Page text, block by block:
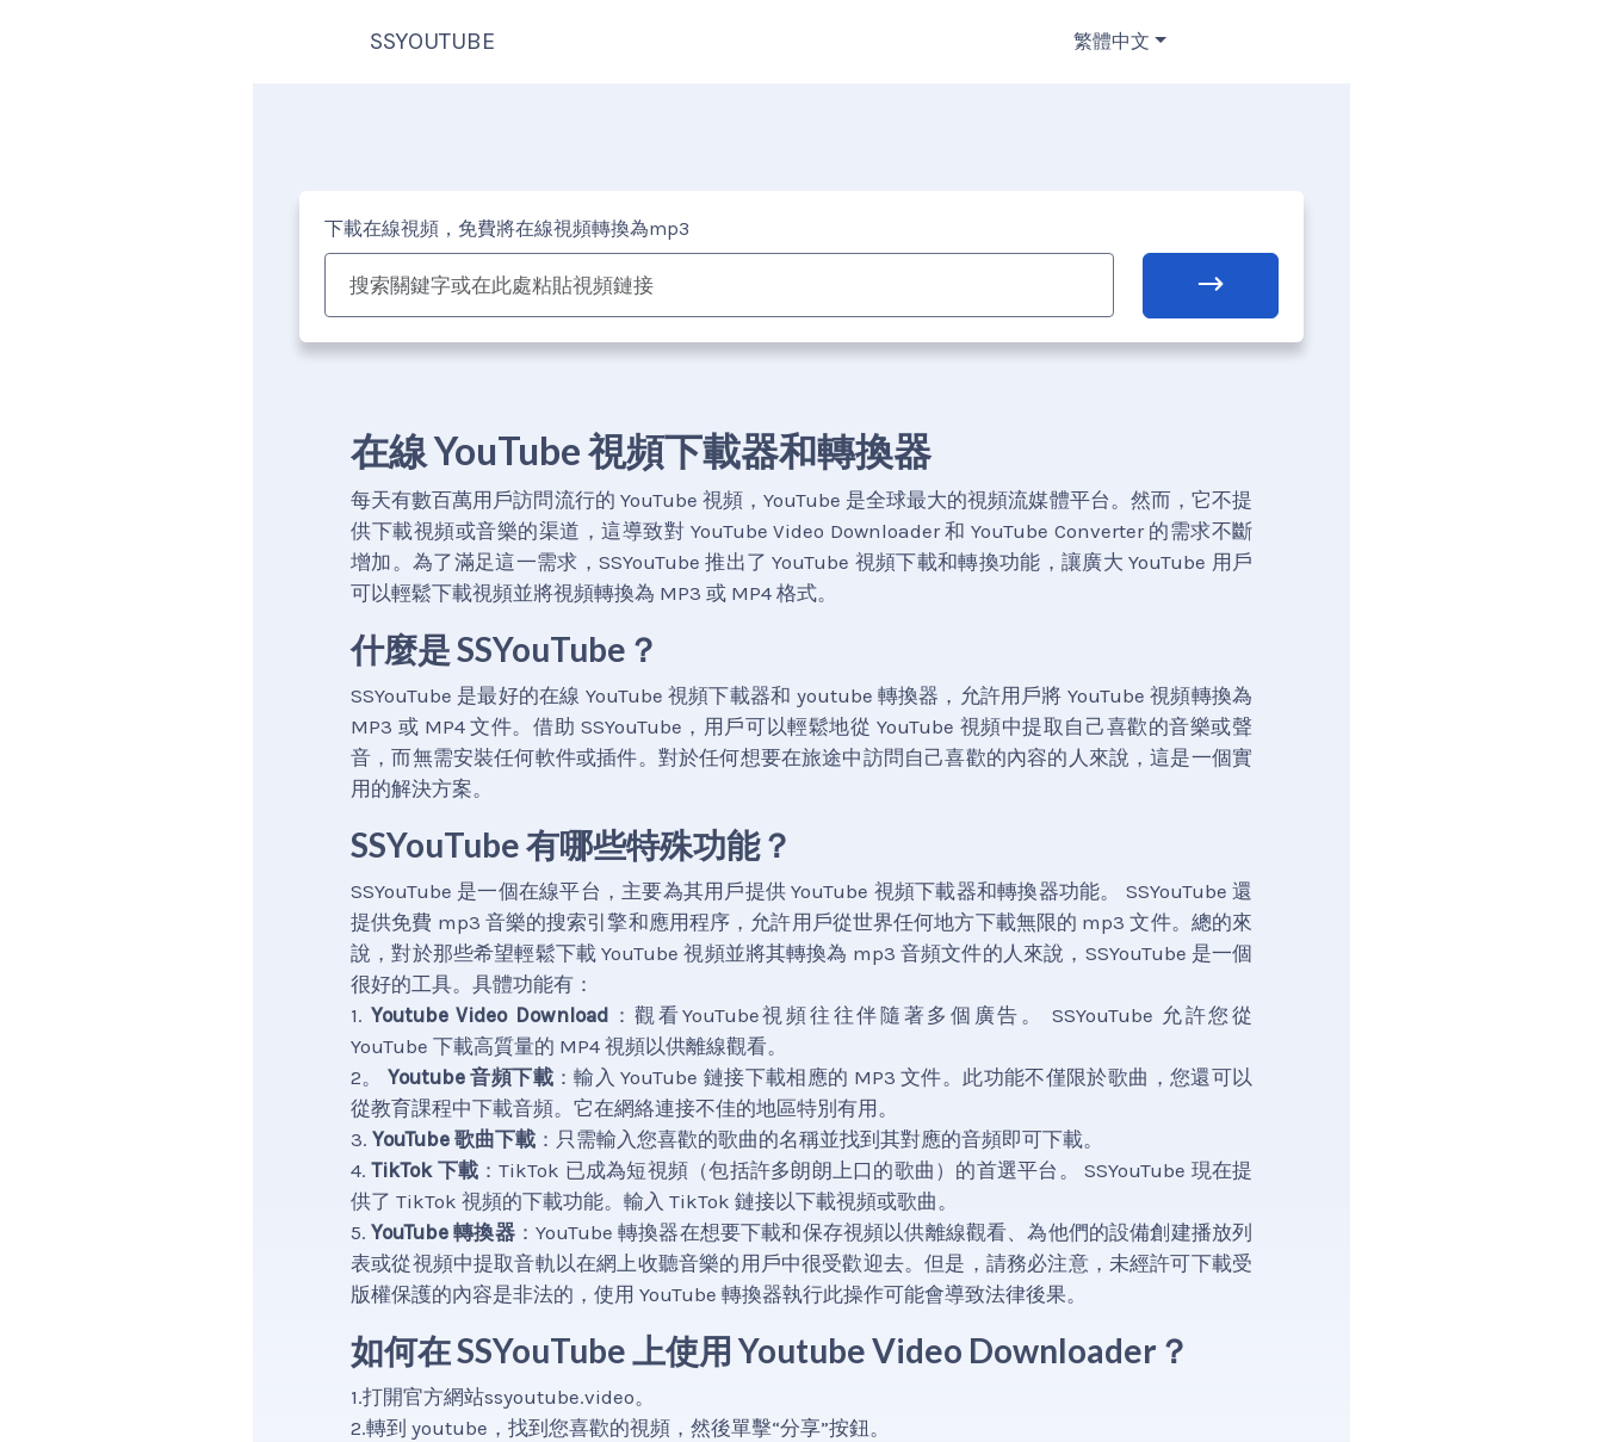
SSYOUTUBE 繁體中文
下載在線視頻，免費將在線視頻轉換為mp3
在線 YouTube 視頻下載器和轉換器
每天有數百萬用戶訪問流行的 YouTube 視頻，YouTube 是全球最大的視頻流媒體平台。然而，它不提
供下載視頻或音樂的渠道，這導致對 YouTube Video Downloader 和 YouTube Converter 的需求不斷
增加。為了滿足這一需求，SSYouTube 推出了 YouTube 視頻下載和轉換功能，讓廣大 YouTube 用戶
可以輕鬆下載視頻並將視頻轉換為 MP3 或 MP4 格式。
什麼是 SSYouTube？
SSYouTube 是最好的在線 YouTube 視頻下載器和 youtube 轉換器，允許用戶將 YouTube 視頻轉換為
MP3 或 MP4 文件。借助 SSYouTube，用戶可以輕鬆地從 YouTube 視頻中提取自己喜歡的音樂或聲
音，而無需安裝任何軟件或插件。對於任何想要在旅途中訪問自己喜歡的內容的人來說，這是一個實
用的解決方案。
SSYouTube 有哪些特殊功能？
SSYouTube 是一個在線平台，主要為其用戶提供 YouTube 視頻下載器和轉換器功能。 SSYouTube 還
提供免費 mp3 音樂的搜索引擎和應用程序，允許用戶從世界任何地方下載無限的 mp3 文件。總的來
說，對於那些希望輕鬆下載 YouTube 視頻並將其轉換為 mp3 音頻文件的人來說，SSYouTube 是一個
很好的工具。具體功能有：
1. Youtube Video Download ：觀看YouTube視頻往往伴隨著多個廣告。 SSYouTube 允許您從
YouTube 下載高質量的 MP4 視頻以供離線觀看。
2。Youtube 音頻下載：輸入 YouTube 鏈接下載相應的 MP3 文件。此功能不僅限於歌曲，您還可以
從教育課程中下載音頻。它在網絡連接不佳的地區特別有用。
3. YouTube 歌曲下載 ：只需輸入您喜歡的歌曲的名稱並找到其對應的音頻即可下載。
4.TikTok 下載 ：TikTok 已成為短視頻（包括許多朗朗上口的歌曲）的首選平台。 SSYouTube 現在提
供了 TikTok 視頻的下載功能。輸入 TikTok 鏈接以下載視頻或歌曲。
5.YouTube 轉換器：YouTube 轉換器在想要下載和保存視頻以供離線觀看、為他們的設備創建播放列
表或從視頻中提取音軌以在網上收聽音樂的用戶中很受歡迎去。但是，請務必注意，未經許可下載受
版權保護的內容是非法的，使用 YouTube 轉換器執行此操作可能會導致法律後果。
如何在 SSYouTube 上使用 Youtube Video Downloader？
1.打開官方網站ssyoutube.video。
2.轉到 youtube，找到您喜歡的視頻，然後單擊“分享”按鈕。